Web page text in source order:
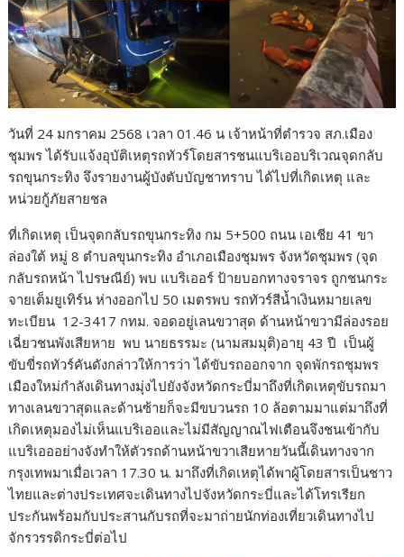
วันที่ 24 มกราคม 2568 เวลา 01.46 น เจ้าหน้าที่ตำรวจ สภ.เมือง
ชุมพร ได้รับแจ้งอุบัติเหตุรถทัวร์โดยสารชนแบริเออบริเวณจุดกลับ
รถขุนกระทิง จึงรายงานผู้บังตับบัญชาทราบ ได้ไปที่เกิดเหตุ และ
หน่วยกู้ภัยสายชล
ที่เกิดเหตุ เป็นจุดกลับรถขุนกระทิง กม 5+500 ถนน เอเชีย 41 ขา
ล่องใต้ หมู่ 8 ตำบลขุนกระทิง อำเภอเมืองชุมพร จังหวัดชุมพร (จุด
กลับรถหน้า ไปรษณีย์) พบ แบริเออร์ ป้ายบอกทางจราจร ถูกชนกระ
จายเต็มยูเทิร์น ห่างออกไป 50 เมตรพบ รถทัวร์สีน้ำเงินหมายเลข
ทะเบียน 12-3417 กทม. จอดอยู่เลนขวาสุด ด้านหน้าขวามีล่องรอย
เฉี่ยวชนพังเสียหาย พบ นายธรรมะ (นามสมมุติ)อายุ 43 ปี เป็นผู้
ขับขี่รถทัวร์คันดังกล่าวให้การว่า ได้ขับรถออกจาก จุดพักรถชุมพร
เมืองใหม่กำลังเดินทางมุ่งไปยังจังหวัดกระบี่มาถึงที่เกิดเหตุขับรถมา
ทางเลนขวาสุดและด้านซ้ายก็จะมีขบวนรถ 10 ล้อตามมาแต่มาถึงที่
เกิดเหตุมองไม่เห็นแบริเออและไม่มีสัญญาณไฟเตือนจึงชนเข้ากับ
แบริเอออย่างจังทำให้ตัวรถด้านหน้าขวาเสียหายวันนี้เดินทางจาก
กรุงเทพมาเมื่อเวลา 17.30 น. มาถึงที่เกิดเหตุได้พาผู้โดยสารเป็นชาว
ไทยและต่างประเทศจะเดินทางไปจังหวัดกระบี่และได้โทรเรียก
ประกันพร้อมกับประสานกับรถที่จะมาถ่ายนักท่องเที่ยวเดินทางไป
จักรวรรดิกระบี่ต่อไป